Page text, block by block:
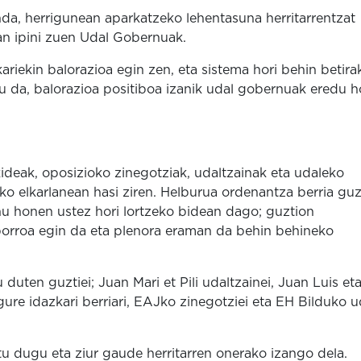
herrigunean aparkatzeko lehentasuna herritarrentzat
ipini zuen Udal Gobernuak.
balorazioa egin zen, eta sistema hori behin
da, balorazioa positiboa izanik udal gobernuak eredu
oposizioko zinegotziak, udaltzainak eta udaleko
elkarlanean hasi ziren. Helburua ordenantza berria
honen ustez hori lortzeko bidean dago; guztion
egin da eta plenora eraman da behin behineko
guztiei; Juan Mari et Pili udaltzainei, Juan Luis eta
idazkari berriari, EAJko zinegotziei eta EH Bilduko
dugu eta ziur gaude herritarren onerako izango dela.